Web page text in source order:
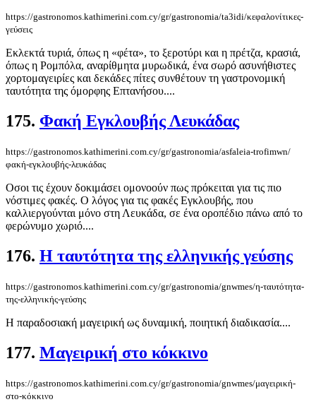
https://gastronomos.kathimerini.com.cy/gr/gastronomia/ta3idi/κεφαλονίτικες-
γεύσεις
Εκλεκτά τυριά, όπως η «φέτα», το ξεροτύρι και η πρέτζα, κρασιά,
όπως η Ρομπόλα, αναρίθμητα μυρωδικά, ένα σωρό ασυνήθιστες
χορτομαγειρίες και δεκάδες πίτες συνθέτουν τη γαστρονομική
ταυτότητα της όμορφης Επτανήσου....
175. Φακή Εγκλουβής Λευκάδας
https://gastronomos.kathimerini.com.cy/gr/gastronomia/asfaleia-trofimwn/
φακή-εγκλουβής-λευκάδας
Οσοι τις έχουν δοκιμάσει ομονοούν πως πρόκειται για τις πιο
νόστιμες φακές. Ο λόγος για τις φακές Εγκλουβής, που
καλλιεργούνται μόνο στη Λευκάδα, σε ένα οροπέδιο πάνω από το
φερώνυμο χωριό....
176. Η ταυτότητα της ελληνικής γεύσης
https://gastronomos.kathimerini.com.cy/gr/gastronomia/gnwmes/η-ταυτότητα-
της-ελληνικής-γεύσης
Η παραδοσιακή μαγειρική ως δυναμική, ποιητική διαδικασία....
177. Μαγειρική στο κόκκινο
https://gastronomos.kathimerini.com.cy/gr/gastronomia/gnwmes/μαγειρική-
στο-κόκκινο